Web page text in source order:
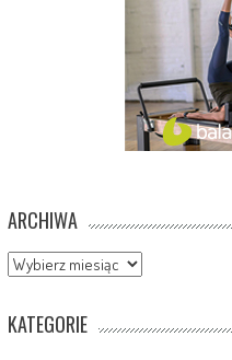
ARCHIWA
Archiwa
KATEGORIE